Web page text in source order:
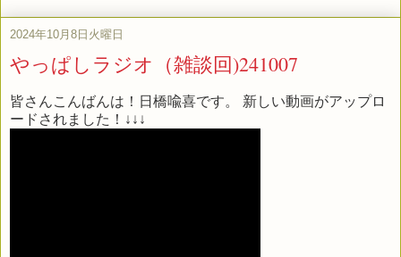
2024年10月8日火曜日
やっぱしラジオ（雑談回)241007
皆さんこんばんは！日橋喩喜です。 新しい動画がアップロ
ードされました！↓↓↓